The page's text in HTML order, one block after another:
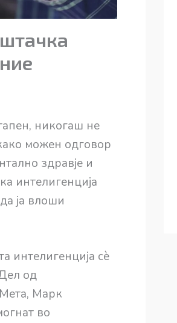
никогаш не
можен одговор
здравје и
интелигенција
ја влоши
интелигенција сè
од
Марк
во